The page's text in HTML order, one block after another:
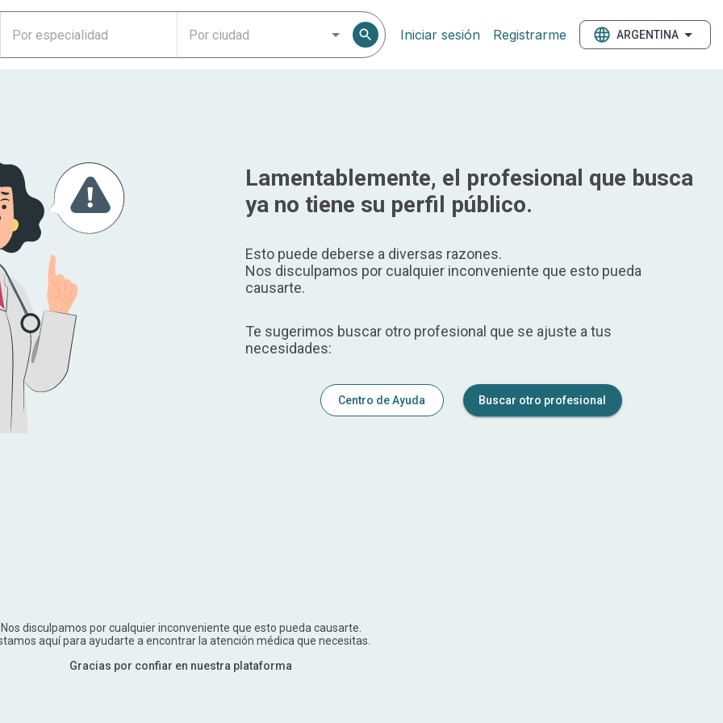
Iniciar sesión Registrarme ARGENTINA
Lamentablemente, el profesional que busca
ya no tiene su perfil público.
Esto puede deberse a diversas razones.
Nos disculpamos por cualquier inconveniente que esto pueda
causarte.
Te sugerimos buscar otro profesional que se ajuste a tus
necesidades:
Centro de Ayuda Buscar otro profesional
Nos disculpamos por cualquier inconveniente que esto pueda causarte.
aquí para ayudarte a encontrar la atención médica que necesitas.
Gracias por confiar en nuestra plataforma